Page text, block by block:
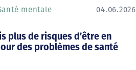
plus de risques d’être en
des problèmes de santé
mentale 04.06.2026